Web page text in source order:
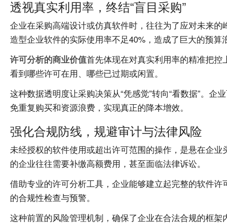
透视真实利用率，终结“盲目采购”
企业在采购高端设计或仿真软件时，往往为了应对未来
造型企业软件的实际使用率不足40%，造成了巨大的预算
许可分析的商业价值首先体现在对真实利用率的精准把
看到哪些许可在用、哪些已过期或闲置。
这种数据透明度让采购决策从“凭感觉”转向“看数据”。
免重复购买和资源浪费，实现真正的降本增效。
强化合规防线，规避审计与法律风险
未经授权的软件使用或超出许可范围的操作，是悬在企
的企业往往需要补缴高额费用，甚至面临法律诉讼。
借助专业的许可分析工具，企业能够建立起完整的软件
的合规性检查与预警。
这种前置的风险管理机制，确保了企业在合法合规的框